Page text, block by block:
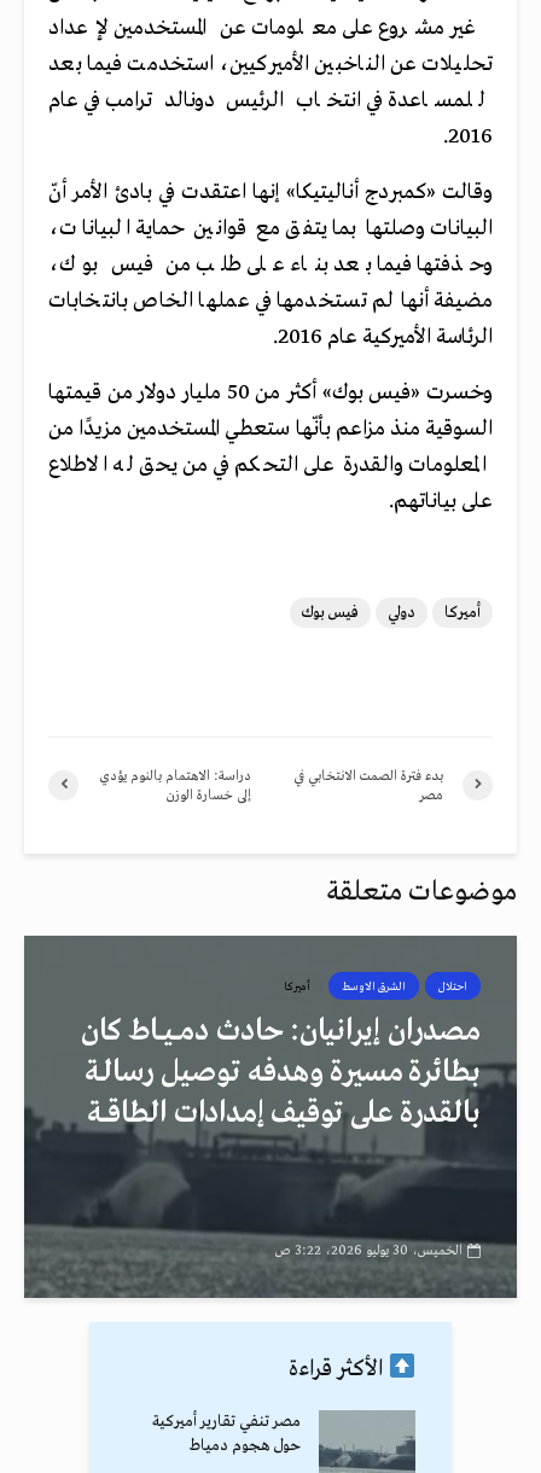
غير مشروع على معلومات عن المستخدمين لإعداد
تحليلات عن الناخبين الأميركيين، استخدمت فيما بعد
للمساعدة في انتخاب الرئيس دونالد ترامب في عام
2016.
وقالت «كمبردج أناليتيكا» إنها اعتقدت في بادئ الأمر أنّ
البيانات وصلتها بما يتفق مع قوانين حماية البيانات،
وحذفتها فيما بعد بناء على طلب من فيس بوك،
مضيفة أنها لم تستخدمها في عملها الخاص بانتخابات
الرئاسة الأميركية عام 2016.
وخسرت «فيس بوك» أكثر من 50 مليار دولار من قيمتها
السوقية منذ مزاعم بأنّها ستعطي المستخدمين مزيدًا من
المعلومات والقدرة على التحكم في من يحق له الاطلاع
على بياناتهم.
أميركا دولي فيس بوك
دراسة: الاهتمام بالنوم يؤدي
إلى خسارة الوزن
بدء فترة الصمت الانتخابي في
مصر
موضوعات متعلقة
احتلال الشرق الاوسط أميركا
مصدران إيرانيان: حادث دمــيــاط كان
بطائرة مسيرة وهدفه توصيل رسالـة
بالقدرة على توقيف إمدادات الطاقــة
الخميس، 30 يوليو 2026، 3:22 ص
الأكثر قراءة
مصر تنفي تقارير أميركية
حول هجوم دمياط